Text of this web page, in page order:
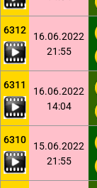
6312
16.06.2022
21:55
6311
16.06.2022
14:04
6310
15.06.2022
21:55